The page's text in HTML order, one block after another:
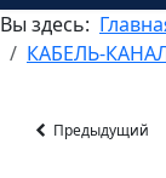
Вы здесь:
КАБЕЛЬ-
Предыдущий